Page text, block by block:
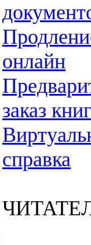
онлайн
заказ
справка